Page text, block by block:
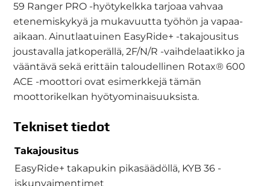
59 Ranger PRO -hyötykelkka tarjoaa vahvaa
etenemiskykyä ja mukavuutta työhön ja vapaa-
aikaan. Ainutlaatuinen EasyRide+ -takajousitus
joustavalla jatkoperällä, 2F/N/R -vaihdelaatikko ja
vääntävä sekä erittäin taloudellinen Rotax® 600
ACE -moottori ovat esimerkkejä tämän
moottorikelkan hyötyominaisuuksista.
Tekniset tiedot
Takajousitus
EasyRide+ takapukin pikasäädöllä, KYB 36 -
iskunvaimentimet